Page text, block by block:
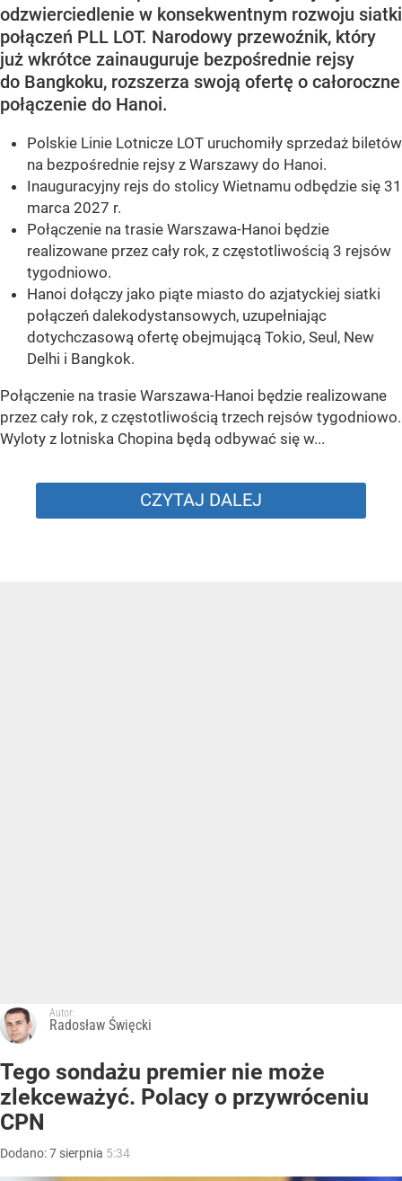
odzwierciedlenie w konsekwentnym rozwoju siatki
połączeń PLL LOT. Narodowy przewoźnik, który
już wkrótce zainauguruje bezpośrednie rejsy
do Bangkoku, rozszerza swoją ofertę o całoroczne
połączenie do Hanoi.
Polskie Linie Lotnicze LOT uruchomiły sprzedaż biletów
na bezpośrednie rejsy z Warszawy do Hanoi.
Inauguracyjny rejs do stolicy Wietnamu odbędzie się 31
marca 2027 r.
Połączenie na trasie Warszawa-Hanoi będzie
realizowane przez cały rok, z częstotliwością 3 rejsów
tygodniowo.
Hanoi dołączy jako piąte miasto do azjatyckiej siatki
połączeń dalekodystansowych, uzupełniając
dotychczasową ofertę obejmującą Tokio, Seul, New
Delhi i Bangkok.
Połączenie na trasie Warszawa-Hanoi będzie realizowane
przez cały rok, z częstotliwością trzech rejsów tygodniowo.
Wyloty z lotniska Chopina będą odbywać się w...
CZYTAJ DALEJ
Autor:
Radosław Święcki
Tego sondażu premier nie może
zlekceważyć. Polacy o przywróceniu
CPN
Dodano:7 sierpnia 5:34